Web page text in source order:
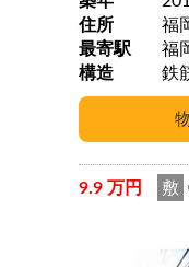
住所
福
最寄駅
構造
鉄
9.9 万円 敷